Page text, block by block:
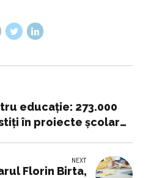
educație: 273.000
în proiecte școlare
NEXT
Florin Birta,